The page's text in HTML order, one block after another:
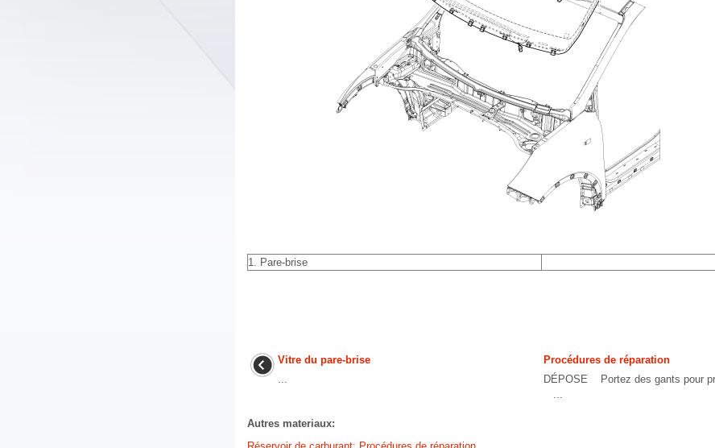
1. Pare-brise
Vitre du pare-brise
...
Procédures de réparation
DÉPOSE Portez des gants pour
...
Autres materiaux: